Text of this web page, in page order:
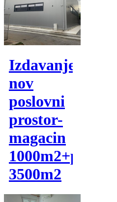
Izdavanje,
nov
poslovni
prostor-
magacin
1000m2+plac
3500m2